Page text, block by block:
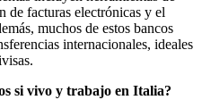
de facturas electrónicas y el
muchos de estos bancos
internacionales, ideales
si vivo y trabajo en Italia?